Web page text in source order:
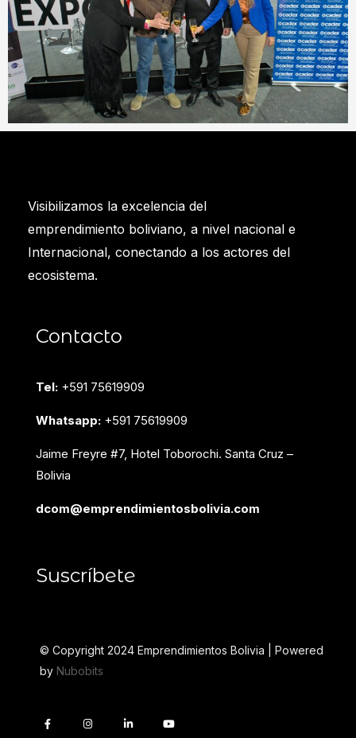
Visibilizamos la excelencia del
emprendimiento boliviano, a nivel nacional e
Internacional, conectando a los actores del
ecosistema.
Contacto
Tel: +591 75619909
Whatsapp: +591 75619909
Jaime Freyre #7, Hotel Toborochi. Santa Cruz –
Bolivia
dcom@emprendimientosbolivia.com
Suscríbete
© Copyright 2024 Emprendimientos Bolivia | Powered
by Nubobits
a
c
n
i
o